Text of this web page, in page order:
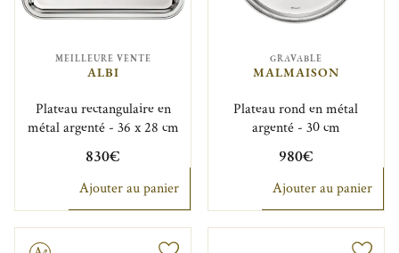
MEILLEURE VENTE
ALBI
Plateau rectangulaire en
métal argenté - 36 x 28 cm
830€
Ajouter au panier
GRAVABLE
MALMAISON
Plateau rond en métal
argenté - 30 cm
980€
Ajouter au panier